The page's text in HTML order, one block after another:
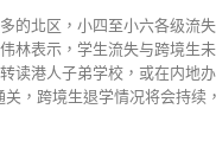
的北区，小四至小六各级流
林表示，学生流失与跨境生
读港人子弟学校，或在内地
关，跨境生退学情况将会持续